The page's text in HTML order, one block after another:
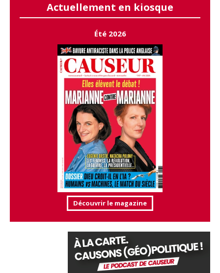
Actuellement en kiosque
Été 2026
Découvrir le magazine